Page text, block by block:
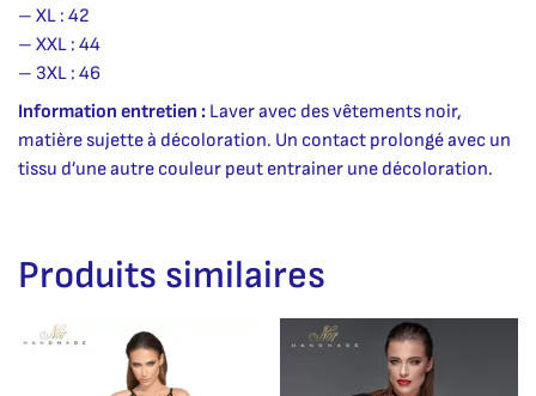
– XL : 42
– XXL : 44
– 3XL : 46
Information entretien : Laver avec des vêtements noir,
matière sujette à décoloration. Un contact prolongé avec un
tissu d’une autre couleur peut entrainer une décoloration.
Produits similaires